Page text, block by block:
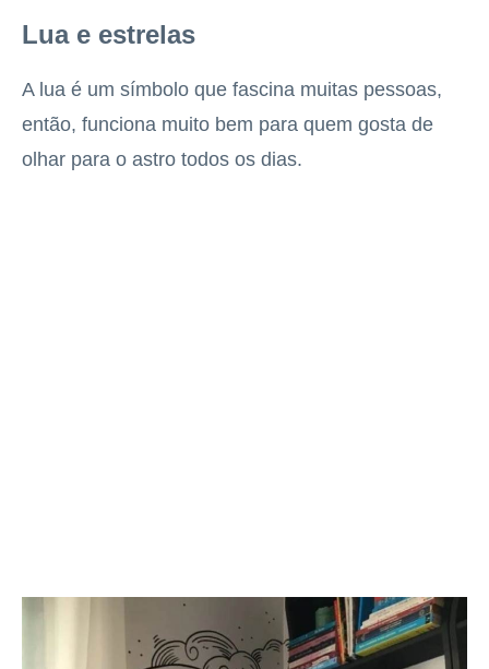
Lua e estrelas
A lua é um símbolo que fascina muitas pessoas,
então, funciona muito bem para quem gosta de
olhar para o astro todos os dias.